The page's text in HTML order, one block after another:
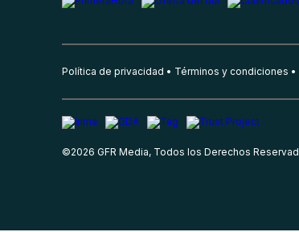
Política de privacidad Términos y condiciones
©2026 GFR Media, Todos los Derechos